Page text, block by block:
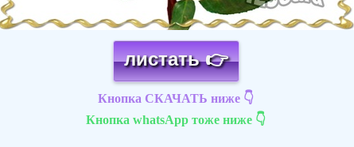
листать 👉
Кнопка СКАЧАТЬ ниже 👇
Кнопка whatsApp тоже ниже 👇